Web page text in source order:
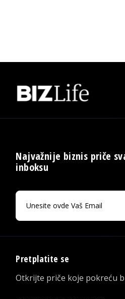
Najvažnije biznis priče
inboksu
Pretplatite se
Otkrijte priče koje pokreću